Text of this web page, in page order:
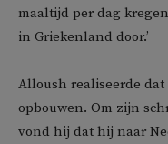
maaltijd per dag
in Griekenland door.’
Alloush realiseerde
opbouwen. Om zijn
vond hij dat hij naar